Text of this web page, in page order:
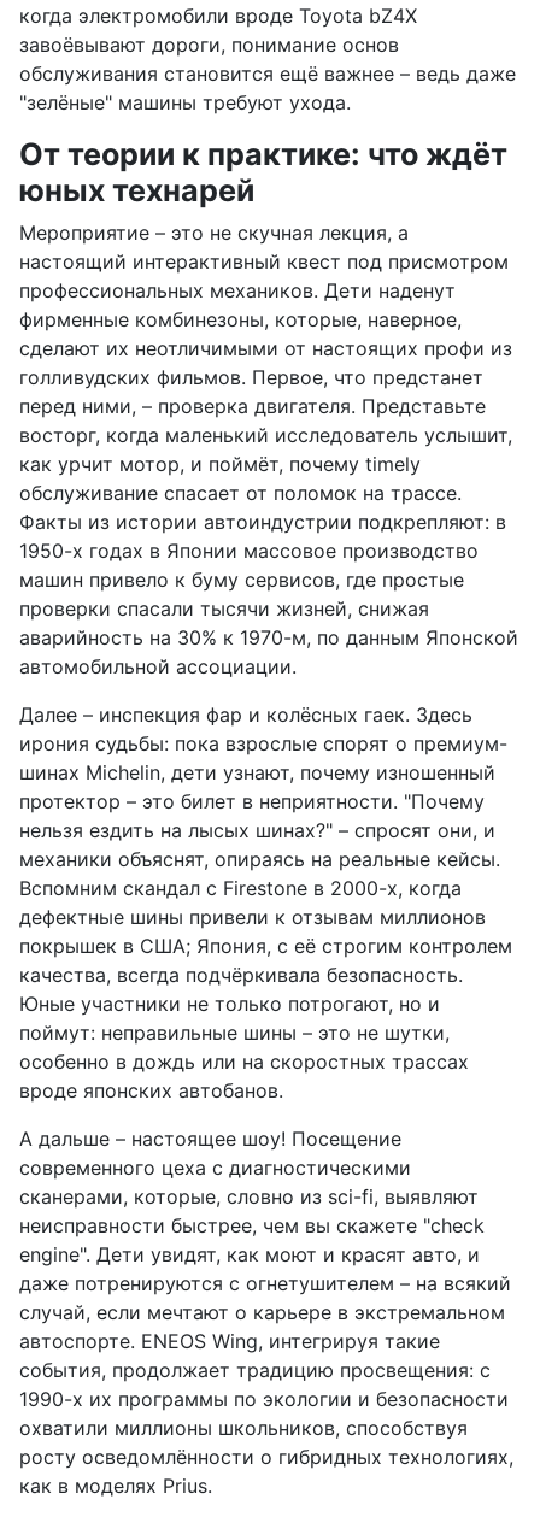
когда электромобили вроде Toyota bZ4X
завоёвывают дороги, понимание основ
обслуживания становится ещё важнее – ведь даже
"зелёные" машины требуют ухода.
От теории к практике: что ждёт
юных технарей
Мероприятие – это не скучная лекция, а
настоящий интерактивный квест под присмотром
профессиональных механиков. Дети наденут
фирменные комбинезоны, которые, наверное,
сделают их неотличимыми от настоящих профи из
голливудских фильмов. Первое, что предстанет
перед ними, – проверка двигателя. Представьте
восторг, когда маленький исследователь услышит,
как урчит мотор, и поймёт, почему timely
обслуживание спасает от поломок на трассе.
Факты из истории автоиндустрии подкрепляют: в
1950-х годах в Японии массовое производство
машин привело к буму сервисов, где простые
проверки спасали тысячи жизней, снижая
аварийность на 30% к 1970-м, по данным Японской
автомобильной ассоциации.
Далее – инспекция фар и колёсных гаек. Здесь
ирония судьбы: пока взрослые спорят о премиум-
шинах Michelin, дети узнают, почему изношенный
протектор – это билет в неприятности. "Почему
нельзя ездить на лысых шинах?" – спросят они, и
механики объяснят, опираясь на реальные кейсы.
Вспомним скандал с Firestone в 2000-х, когда
дефектные шины привели к отзывам миллионов
покрышек в США; Япония, с её строгим контролем
качества, всегда подчёркивала безопасность.
Юные участники не только потрогают, но и
поймут: неправильные шины – это не шутки,
особенно в дождь или на скоростных трассах
вроде японских автобанов.
А дальше – настоящее шоу! Посещение
современного цеха с диагностическими
сканерами, которые, словно из sci-fi, выявляют
неисправности быстрее, чем вы скажете "check
engine". Дети увидят, как моют и красят авто, и
даже потренируются с огнетушителем – на всякий
случай, если мечтают о карьере в экстремальном
автоспорте. ENEOS Wing, интегрируя такие
события, продолжает традицию просвещения: с
1990-х их программы по экологии и безопасности
охватили миллионы школьников, способствуя
росту осведомлённости о гибридных технологиях,
как в моделях Prius.